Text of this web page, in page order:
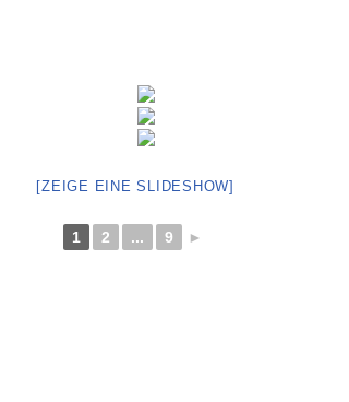
[ZEIGE EINE SLIDESHOW]
1 2 ... 9 ►